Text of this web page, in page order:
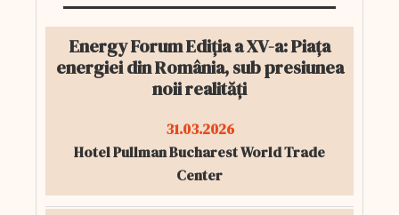
Energy Forum Ediția a XV-a: Piața
energiei din România, sub presiunea
noii realități
31.03.2026
Hotel Pullman Bucharest World Trade
Center